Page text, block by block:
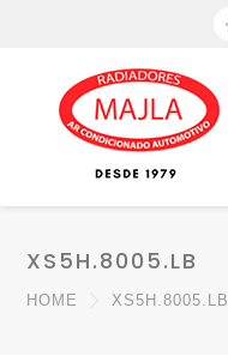
XS5H.8005.LB
HOME XS5H.8005.LB